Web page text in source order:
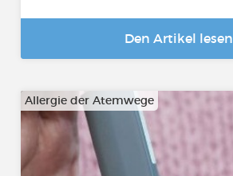
Den Artikel lesen
Allergie der Atemwege